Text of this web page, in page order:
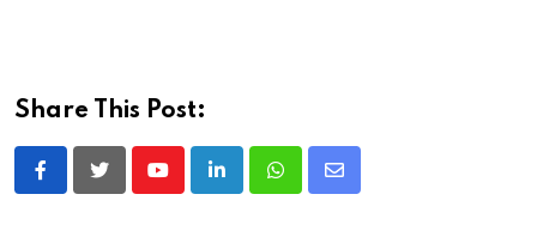
Share This Post:
YoutubeLinkedInWhatsappShare